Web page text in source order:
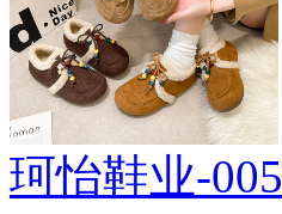
珂怡鞋业-005